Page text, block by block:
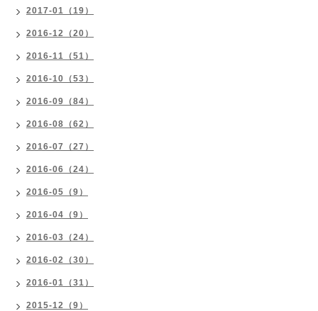
2017-01（19）
2016-12（20）
2016-11（51）
2016-10（53）
2016-09（84）
2016-08（62）
2016-07（27）
2016-06（24）
2016-05（9）
2016-04（9）
2016-03（24）
2016-02（30）
2016-01（31）
2015-12（9）